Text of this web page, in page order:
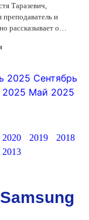
Таразевич,
и
рассказывает о…
2025 Сентябрь
Май 2025
2020 2019
2018
2013